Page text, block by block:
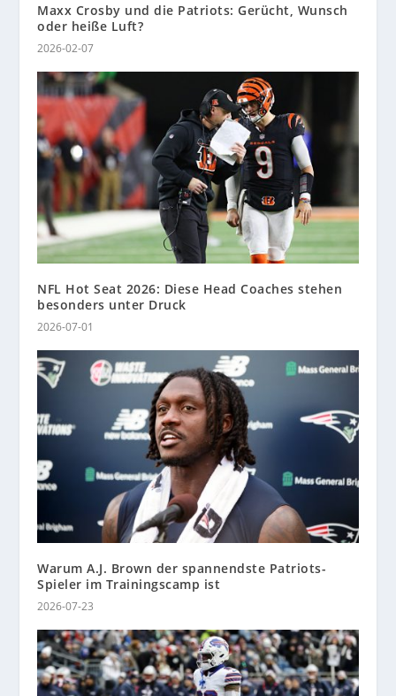
Maxx Crosby und die Patriots: Gerücht, Wunsch
oder heiße Luft?
2026-02-07
NFL Hot Seat 2026: Diese Head Coaches stehen
besonders unter Druck
2026-07-01
Warum A.J. Brown der spannendste Patriots-
Spieler im Trainingscamp ist
2026-07-23